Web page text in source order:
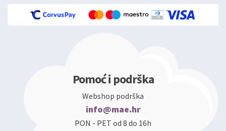
Pomoć i podrška
Webshop podrška
info@mae.hr
PON - PET od 8 do 16h